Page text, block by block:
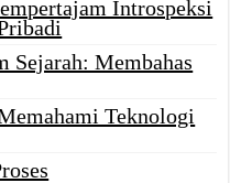
Introspeksi
Sejarah: Membahas
Teknologi